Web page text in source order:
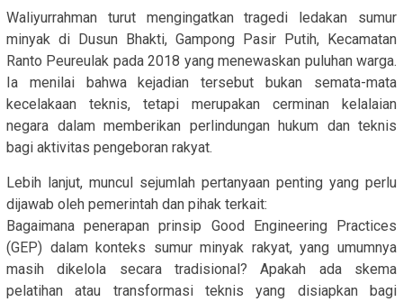
Waliyurrahman turut mengingatkan tragedi ledakan sumur
minyak di Dusun Bhakti, Gampong Pasir Putih, Kecamatan
Ranto Peureulak pada 2018 yang menewaskan puluhan warga.
Ia menilai bahwa kejadian tersebut bukan semata-mata
kecelakaan teknis, tetapi merupakan cerminan kelalaian
negara dalam memberikan perlindungan hukum dan teknis
bagi aktivitas pengeboran rakyat.
Lebih lanjut, muncul sejumlah pertanyaan penting yang perlu
dijawab oleh pemerintah dan pihak terkait:
Bagaimana penerapan prinsip Good Engineering Practices
(GEP) dalam konteks sumur minyak rakyat, yang umumnya
masih dikelola secara tradisional? Apakah ada skema
pelatihan atau transformasi teknis yang disiapkan bagi